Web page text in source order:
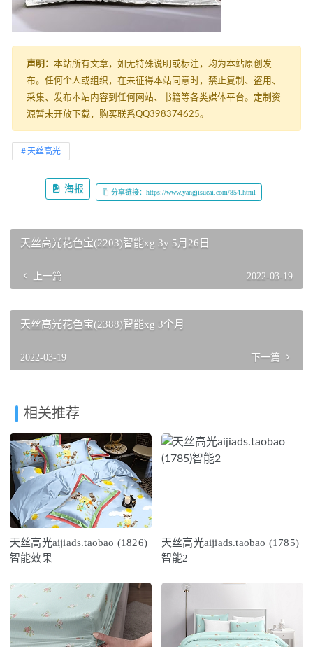
声明： 本站所有文章，如无特殊说明或标注，均为本站原创发
布。任何个人或组织，在未征得本站同意时，禁止复制、盗用、
采集、发布本站内容到任何网站、书籍等各类媒体平台。定制资
源暂未开放下载，购买联系QQ398374625。
天丝高光
海报 分享链接：https://www.yangjisucai.com/854.html
天丝高光花色宝(2203)智能xg 3y 5月26日
上一篇 2022-03-19
天丝高光花色宝(2388)智能xg 3个月
2022-03-19 下一篇
相关推荐
天丝高光aijiads.taobao (1826)
智能效果
天丝高光aijiads.taobao (1785)
智能2